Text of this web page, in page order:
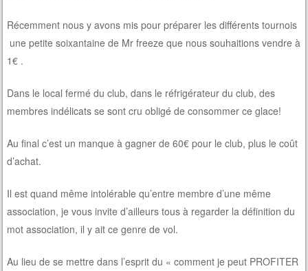
Récemment nous y avons mis pour préparer les différents tournois
une petite soixantaine de Mr freeze que nous souhaitions vendre à
1€ .
Dans le local fermé du club, dans le réfrigérateur du club, des
membres indélicats se sont cru obligé de consommer ce glace!
Au final c’est un manque à gagner de 60€ pour le club, plus le coût
d’achat.
Il est quand même intolérable qu’entre membre d’une même
association, je vous invite d’ailleurs tous à regarder la définition du
mot association, il y ait ce genre de vol.
Au lieu de se mettre dans l’esprit du « comment je peut PROFITER